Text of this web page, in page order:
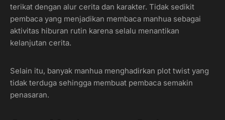
terikat dengan alur cerita dan karakter. Tidak sedikit
pembaca yang menjadikan membaca manhua sebagai
aktivitas hiburan rutin karena selalu menantikan
kelanjutan cerita.
Selain itu, banyak manhua menghadirkan plot twist yang
tidak terduga sehingga membuat pembaca semakin
penasaran.